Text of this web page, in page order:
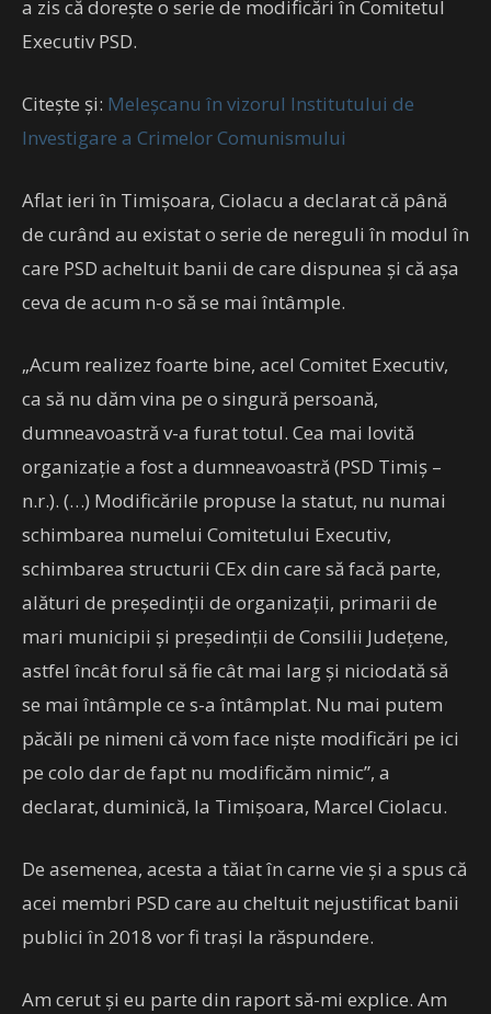
a zis că dorește o serie de modificări în Comitetul
Executiv PSD.
Citește și: Meleșcanu în vizorul Institutului de
Investigare a Crimelor Comunismului
Aflat ieri în Timișoara, Ciolacu a declarat că până
de curând au existat o serie de nereguli în modul în
care PSD acheltuit banii de care dispunea și că așa
ceva de acum n-o să se mai întâmple.
„Acum realizez foarte bine, acel Comitet Executiv,
ca să nu dăm vina pe o singură persoană,
dumneavoastră v-a furat totul. Cea mai lovită
organizaţie a fost a dumneavoastră (PSD Timiş –
n.r.). (…) Modificările propuse la statut, nu numai
schimbarea numelui Comitetului Executiv,
schimbarea structurii CEx din care să facă parte,
alături de preşedinţii de organizaţii, primarii de
mari municipii şi preşedinţii de Consilii Judeţene,
astfel încât forul să fie cât mai larg şi niciodată să
se mai întâmple ce s-a întâmplat. Nu mai putem
păcăli pe nimeni că vom face nişte modificări pe ici
pe colo dar de fapt nu modificăm nimic”, a
declarat, duminică, la Timişoara, Marcel Ciolacu.
De asemenea, acesta a tăiat în carne vie și a spus că
acei membri PSD care au cheltuit nejustificat banii
publici în 2018 vor fi trași la răspundere.
Am cerut şi eu parte din raport să-mi explice. Am